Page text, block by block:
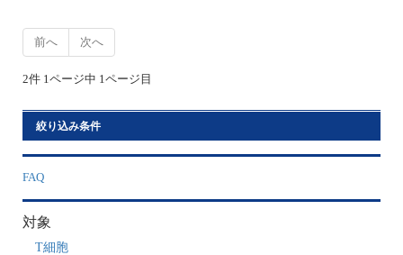
前へ 次へ
2件 1ページ中 1ページ目
絞り込み条件
FAQ
対象
T細胞